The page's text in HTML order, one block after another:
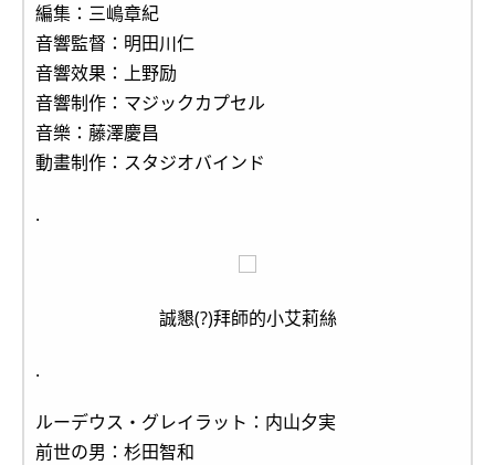
編集：三嶋章紀
音響監督：明田川仁
音響效果：上野励
音響制作：マジックカプセル
音樂：藤澤慶昌
動畫制作：スタジオバインド
.
誠懇(?)拜師的小艾莉絲
.
ルーデウス・グレイラット：内山夕実
前世の男：杉田智和